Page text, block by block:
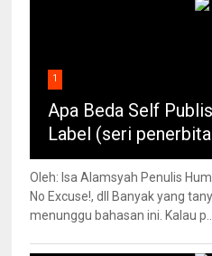
1
Apa Beda Self
Label (seri
Oleh: Isa Alamsyah Penulis
No Excuse!, dll Banyak yang
menunggu bahasan ini. Kalau